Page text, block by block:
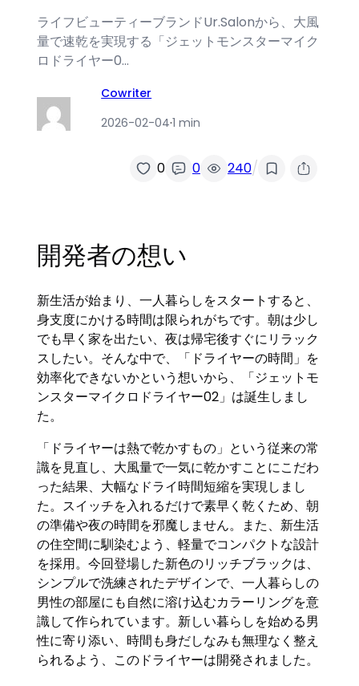
ライフビューティーブランドUr.Salonから、大風
量で速乾を実現する「ジェットモンスターマイク
ロドライヤー0…
Cowriter
2026-02-04·1 min
0 0 240/
開発者の想い
新生活が始まり、一人暮らしをスタートすると、
身支度にかける時間は限られがちです。朝は少し
でも早く家を出たい、夜は帰宅後すぐにリラック
スしたい。そんな中で、「ドライヤーの時間」を
効率化できないかという想いから、「ジェットモ
ンスターマイクロドライヤー02」は誕生しまし
た。
「ドライヤーは熱で乾かすもの」という従来の常
識を見直し、大風量で一気に乾かすことにこだわ
った結果、大幅なドライ時間短縮を実現しまし
た。スイッチを入れるだけで素早く乾くため、朝
の準備や夜の時間を邪魔しません。また、新生活
の住空間に馴染むよう、軽量でコンパクトな設計
を採用。今回登場した新色のリッチブラックは、
シンプルで洗練されたデザインで、一人暮らしの
男性の部屋にも自然に溶け込むカラーリングを意
識して作られています。新しい暮らしを始める男
性に寄り添い、時間も身だしなみも無理なく整え
られるよう、このドライヤーは開発されました。